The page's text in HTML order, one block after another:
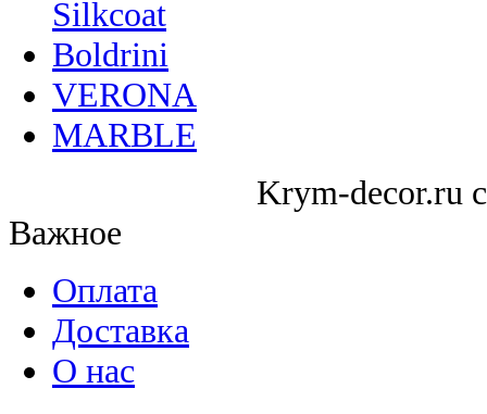
Silkcoat
Boldrini
VERONA
MARBLE
Krym-decor.ru
Важное
Оплата
Доставка
О нас